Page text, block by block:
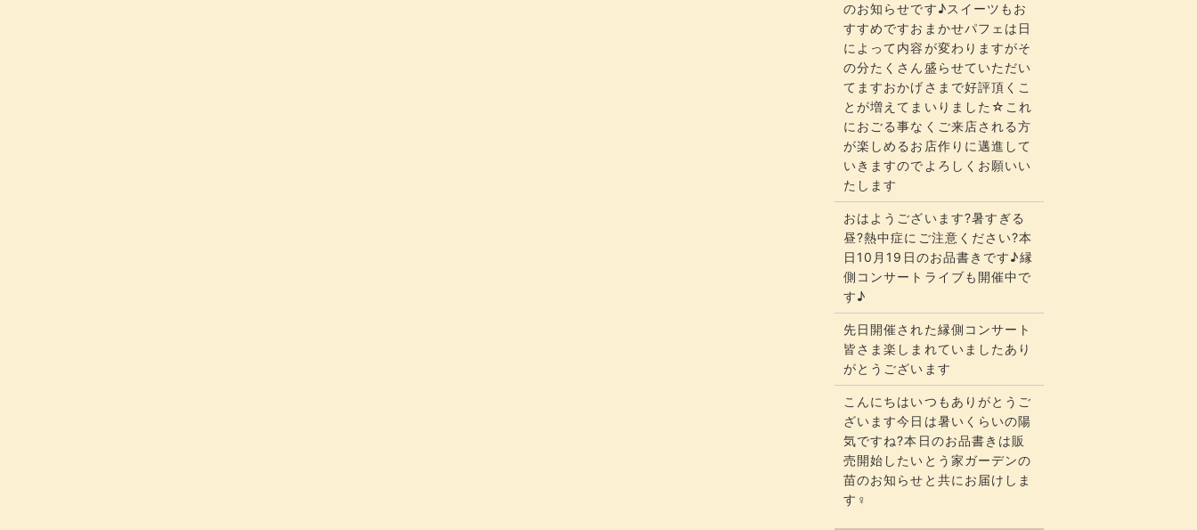
のお知らせです♪スイーツもお
すすめですおまかせパフェは日
によって内容が変わりますがそ
の分たくさん盛らせていただい
てます​​​おかげさまで好評頂くこ
とが増えてまいりました☆​​これ
におごる事なくご来店される方
が楽しめるお店作りに邁進して
いきますのでよろしくお願いい
たします
おはようございます?暑すぎる
昼?熱中症にご注意ください?本
日10月19日のお品書きです♪縁
側コンサートライブも開催中で
す♪
先日開催された縁側コンサート
皆さま楽しまれていましたあり
がとうございます
こんにちはいつもありがとうご
ざいます今日は暑いくらいの陽
気ですね?本日のお品書きは販
売開始したいとう家ガーデンの
苗のお知らせと共にお届けしま
す‍♀️